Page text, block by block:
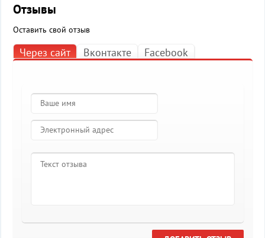
Отзывы
Оставить свой отзыв
Через сайт Вконтакте Facebook